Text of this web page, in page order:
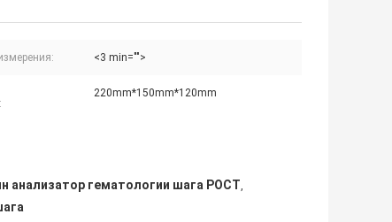
<3 min="">
220mm*150mm*120mm
анализатор гематологии шага POCT